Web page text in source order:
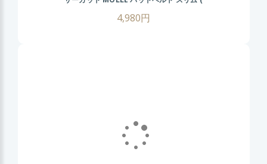
ラ サバゲー サバイバルゲーム
4,980円